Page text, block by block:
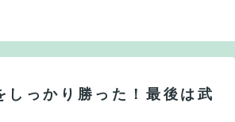
しっかり勝った！最後は武